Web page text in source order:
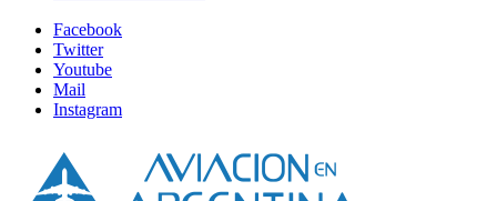
Facebook
Twitter
Youtube
Mail
Instagram